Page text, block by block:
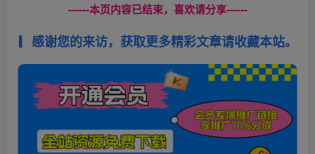
------本页内容已结束，喜欢请分享------
感谢您的来访，获取更多精彩文章请收藏本站。